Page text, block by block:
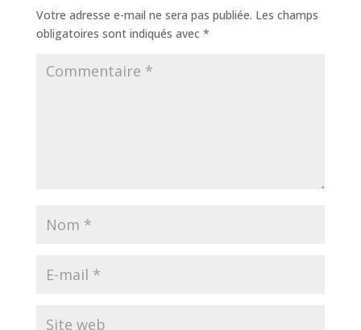
Votre adresse e-mail ne sera pas publiée. Les champs
obligatoires sont indiqués avec *